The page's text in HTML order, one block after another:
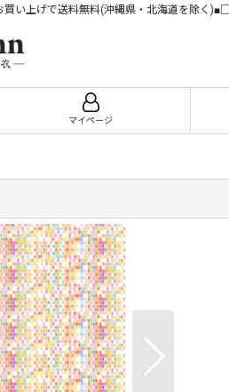
い上げで送料無料(沖縄県・北海道を除く)■□
マイページ